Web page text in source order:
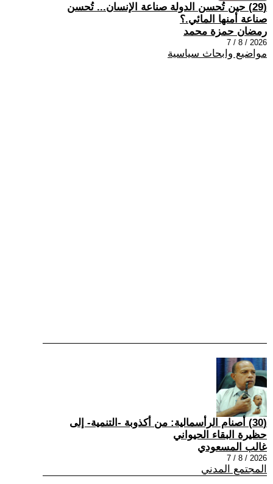
(29) حين تُحسن الدولة صناعة الإنسان... تُحسن
صناعة أمنها المائي.؟
رمضان حمزة محمد
2026 / 8 / 7
مواضيع وابحاث سياسية
(30) أصنام الرأسمالية: من أكذوبة -التنمية- إلى
حظيرة البقاء الحيواني
غالب المسعودي
2026 / 8 / 7
المجتمع المدني